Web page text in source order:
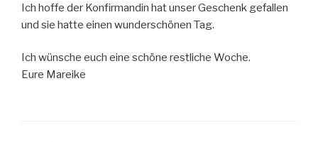
Ich hoffe der Konfirmandin hat unser Geschenk gefallen
und sie hatte einen wunderschönen Tag.
Ich wünsche euch eine schöne restliche Woche.
Eure Mareike